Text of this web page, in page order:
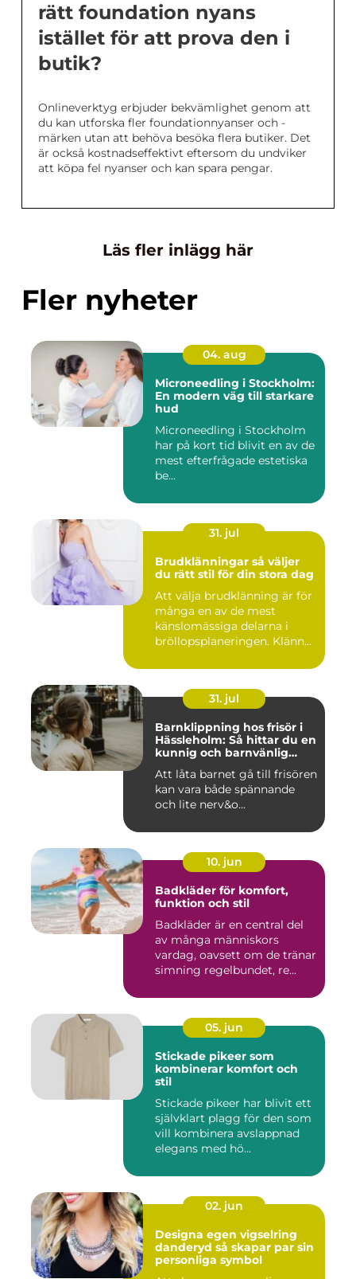
rätt foundation nyans
istället för att prova den i
butik?
Onlineverktyg erbjuder bekvämlighet genom att
du kan utforska fler foundationnyanser och -
märken utan att behöva besöka flera butiker. Det
är också kostnadseffektivt eftersom du undviker
att köpa fel nyanser och kan spara pengar.
Läs fler inlägg här
Fler nyheter
04. aug
Microneedling i Stockholm:
En modern väg till starkare
hud
Microneedling i Stockholm
har på kort tid blivit en av de
mest efterfrågade estetiska
be...
31. jul
Brudklänningar så väljer
du rätt stil för din stora dag
Att välja brudklänning är för
många en av de mest
känslomässiga delarna i
bröllopsplaneringen. Klänn...
31. jul
Barnklippning hos frisör i
Hässleholm: Så hittar du en
kunnig och barnvänlig
Att låta barnet gå till frisören
kan vara både spännande
och lite nerv&o...
10. jun
Badkläder för komfort,
funktion och stil
Badkläder är en central del
av många människors
vardag, oavsett om de tränar
simning regelbundet, re...
05. jun
Stickade pikeer som
kombinerar komfort och
stil
Stickade pikeer har blivit ett
självklart plagg för den som
vill kombinera avslappnad
elegans med hö...
02. jun
Designa egen vigselring
danderyd så skapar par sin
personliga symbol